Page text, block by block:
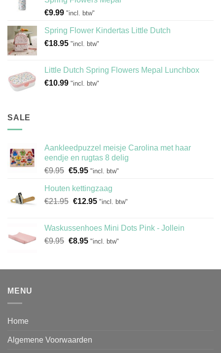
€9.99 "incl. btw"
Spring Flower Kindertas Little Dutch
€18.95 "incl. btw"
Little Dutch Spring Flowers Mepal Lunchbox
€10.99 "incl. btw"
SALE
Aankleedpuzzel meisje Carolina met haar
eendje en rugtas 8 delig
€9.95 Oorspronkelijke
was:
€9.95.
€5.95Huidige
is:
€5.95.
"incl. btw"
Houten kettingzaag
€21.95 Oorspronkelijke
€21.95.
€12.95Huidige
€12.95.
"incl. btw"
Waskussenhoes Mini Dots Pink - Jollein
€9.95 Oorspronkelijke
€9.95.
€8.95Huidige
€8.95.
"incl. btw"
MENU
Home
Algemene Voorwaarden